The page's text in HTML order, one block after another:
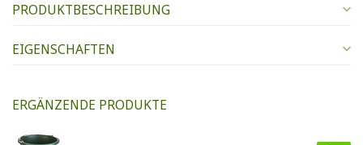
PRODUKTBESCHREIBUNG
EIGENSCHAFTEN
ERGÄNZENDE PRODUKTE